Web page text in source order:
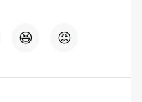
😆 😡